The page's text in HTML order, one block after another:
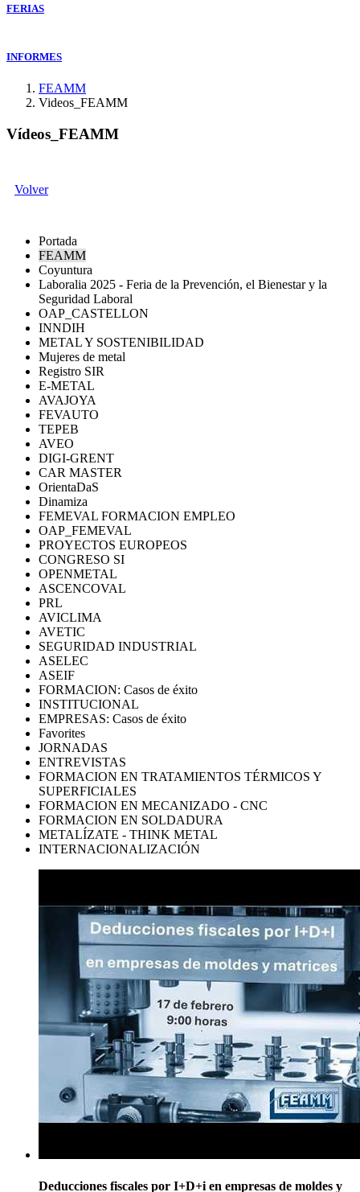
FERIAS
INFORMES
FEAMM
Videos_FEAMM
Vídeos_FEAMM
Volver
Portada
FEAMM
Coyuntura
Laboralia 2025 - Feria de la Prevención, el Bienestar y la
Seguridad Laboral
OAP_CASTELLON
INNDIH
METAL Y SOSTENIBILIDAD
Mujeres de metal
Registro SIR
E-METAL
AVAJOYA
FEVAUTO
TEPEB
AVEO
DIGI-GRENT
CAR MASTER
OrientaDaS
Dinamiza
FEMEVAL FORMACION EMPLEO
OAP_FEMEVAL
PROYECTOS EUROPEOS
CONGRESO SI
OPENMETAL
ASCENCOVAL
PRL
AVICLIMA
AVETIC
SEGURIDAD INDUSTRIAL
ASELEC
ASEIF
FORMACION: Casos de éxito
INSTITUCIONAL
EMPRESAS: Casos de éxito
Favorites
JORNADAS
ENTREVISTAS
FORMACION EN TRATAMIENTOS TÉRMICOS Y
SUPERFICIALES
FORMACION EN MECANIZADO - CNC
FORMACION EN SOLDADURA
METALÍZATE - THINK METAL
INTERNACIONALIZACIÓN
Deducciones fiscales por I+D+i en empresas de moldes y